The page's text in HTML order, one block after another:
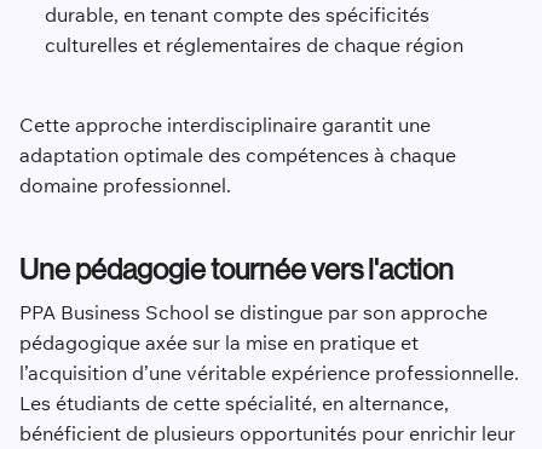
durable, en tenant compte des spécificités
culturelles et réglementaires de chaque région
Cette approche interdisciplinaire garantit une
adaptation optimale des compétences à chaque
domaine professionnel.
Une pédagogie tournée vers l'action
PPA Business School se distingue par son approche
pédagogique axée sur la mise en pratique et
l’acquisition d’une véritable expérience professionnelle.
Les étudiants de cette spécialité, en alternance,
bénéficient de plusieurs opportunités pour enrichir leur